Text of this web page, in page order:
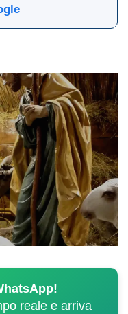
reale e arriva